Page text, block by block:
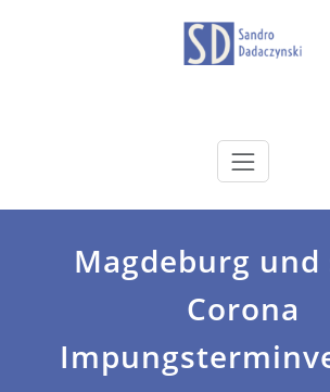
dadaczynski.de
Magdeburg und
Corona